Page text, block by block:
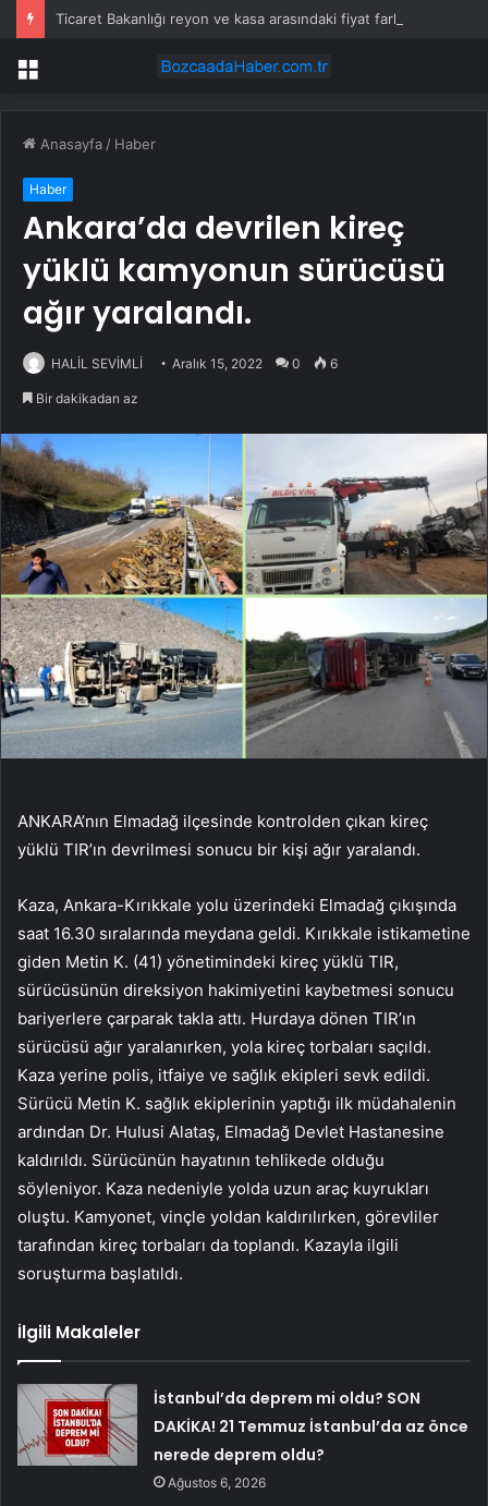
Menü
Anasayfa / Haber
Haber
Ankara’da devrilen kireç
yüklü kamyonun sürücüsü
ağır yaralandı.
HALİL SEVİMLİ Aralık 15, 2022 0 6
Bir dakikadan az
ANKARA’nın Elmadağ ilçesinde kontrolden çıkan kireç
yüklü TIR’ın devrilmesi sonucu bir kişi ağır yaralandı.
Kaza, Ankara-Kırıkkale yolu üzerindeki Elmadağ çıkışında
saat 16.30 sıralarında meydana geldi. Kırıkkale istikametine
giden Metin K. (41) yönetimindeki kireç yüklü TIR,
sürücüsünün direksiyon hakimiyetini kaybetmesi sonucu
bariyerlere çarparak takla attı. Hurdaya dönen TIR’ın
sürücüsü ağır yaralanırken, yola kireç torbaları saçıldı.
Kaza yerine polis, itfaiye ve sağlık ekipleri sevk edildi.
Sürücü Metin K. sağlık ekiplerinin yaptığı ilk müdahalenin
ardından Dr. Hulusi Alataş, Elmadağ Devlet Hastanesine
kaldırıldı. Sürücünün hayatının tehlikede olduğu
söyleniyor. Kaza nedeniyle yolda uzun araç kuyrukları
oluştu. Kamyonet, vinçle yoldan kaldırılırken, görevliler
tarafından kireç torbaları da toplandı. Kazayla ilgili
soruşturma başlatıldı.
İlgili Makaleler
İstanbul’da deprem mi oldu? SON
DAKİKA! 21 Temmuz İstanbul’da az önce
nerede deprem oldu?
Ağustos 6, 2026